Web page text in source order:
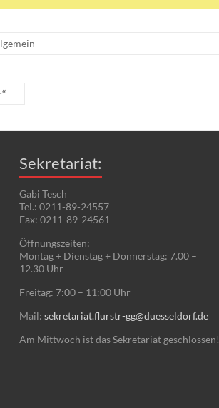
Sekretariat:
Gabi Tesch
Tel.: 0211-89-24557
Fax: 0211-89-24561
Öffnungszeiten:
Montag + Dienstag + Donnerstag: 7.00 –
12.30 Uhr
Freitag: 7:00 – 11:00 Uhr
Mail: sekretariat.flurstr-gg@duesseldorf.de
Am Mittwoch ist das Sekretariat geschlossen!